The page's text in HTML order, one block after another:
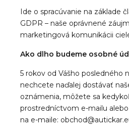
Ide o spracúvanie na základe
GDPR – naše oprávnené
marketingová komunikácii
Ako dlho budeme osobné
5 rokov od Vášho posledného
nechcete naďalej dostávať
oznámenia, môžete sa
prostredníctvom e-mailu
na e-maile: